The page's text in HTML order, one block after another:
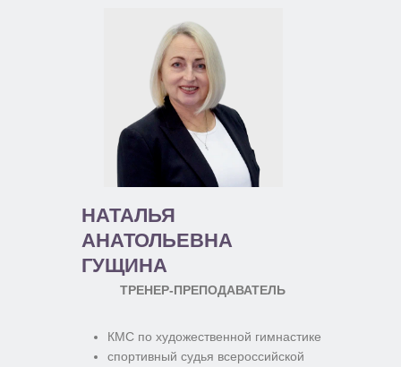
НАТАЛЬЯ
АНАТОЛЬЕВНА
ГУЩИНА
ТРЕНЕР-ПРЕПОДАВАТЕЛЬ
КМС по художественной гимнастике
спортивный судья всероссийской